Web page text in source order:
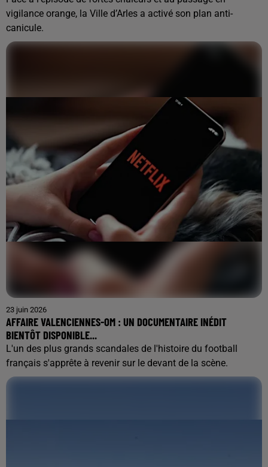
vigilance orange, la Ville d’Arles a activé son plan anti-
canicule.
23 juin 2026
AFFAIRE VALENCIENNES-OM : UN DOCUMENTAIRE INÉDIT
BIENTÔT DISPONIBLE...
L'un des plus grands scandales de l'histoire du football
français s'apprête à revenir sur le devant de la scène.